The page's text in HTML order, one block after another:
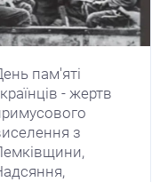
пам'яті
- жертв
з